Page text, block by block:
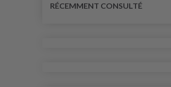
RÉCEMMENT CONSULTÉ